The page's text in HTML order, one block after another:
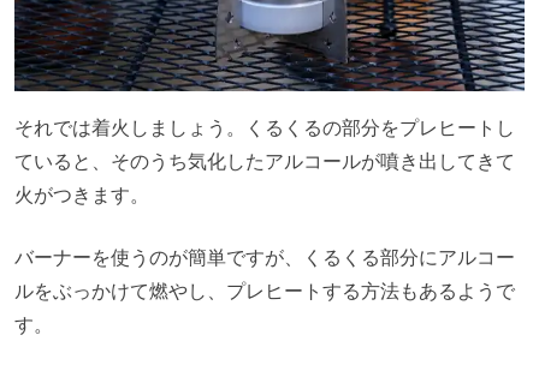
それでは着火しましょう。くるくるの部分をプレヒートし
ていると、そのうち気化したアルコールが噴き出してきて
火がつきます。
バーナーを使うのが簡単ですが、くるくる部分にアルコー
ルをぶっかけて燃やし、プレヒートする方法もあるようで
す。